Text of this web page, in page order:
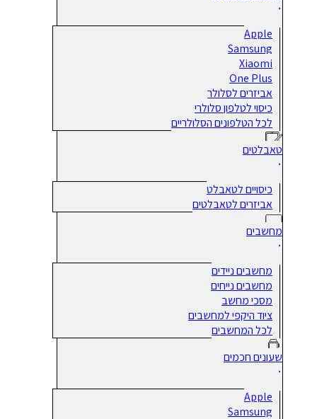
Apple
Samsung
Xiaomi
One Plus
אביזרים לסלולר
כיסוי לטלפון סלולרי
לכל הטלפונים הסלולריים
טאבלטים
כיסויים לטאבלט
אביזרים לטאבלטים
מחשבים
מחשבים ניידים
מחשבים נייחים
מסכי מחשב
ציוד היקפי למחשבים
לכל המחשבים
שעונים חכמים
Apple
Samsung